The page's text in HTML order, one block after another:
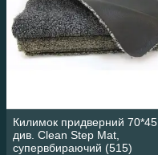
Килимок придверний 70*45
див. Clean Step Mat,
супервбираючий (515)